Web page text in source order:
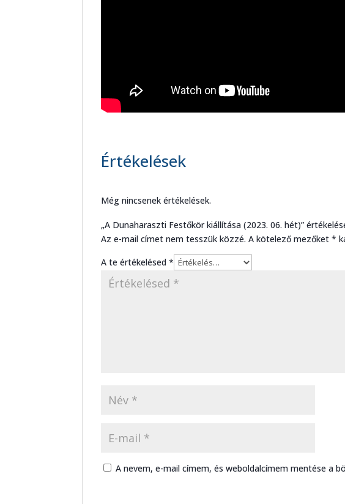
Értékelések
Még nincsenek értékelések.
„A Dunaharaszti Festőkör kiállítása (2023. 06. hét)”
Az e-mail címet nem tesszük közzé. A kötelező mezőket*
A te értékelésed*
A nevem, e-mail címem, és weboldalcímem mentése a